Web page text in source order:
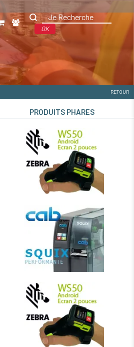
OK
RETOUR
PRODUITS PHARES